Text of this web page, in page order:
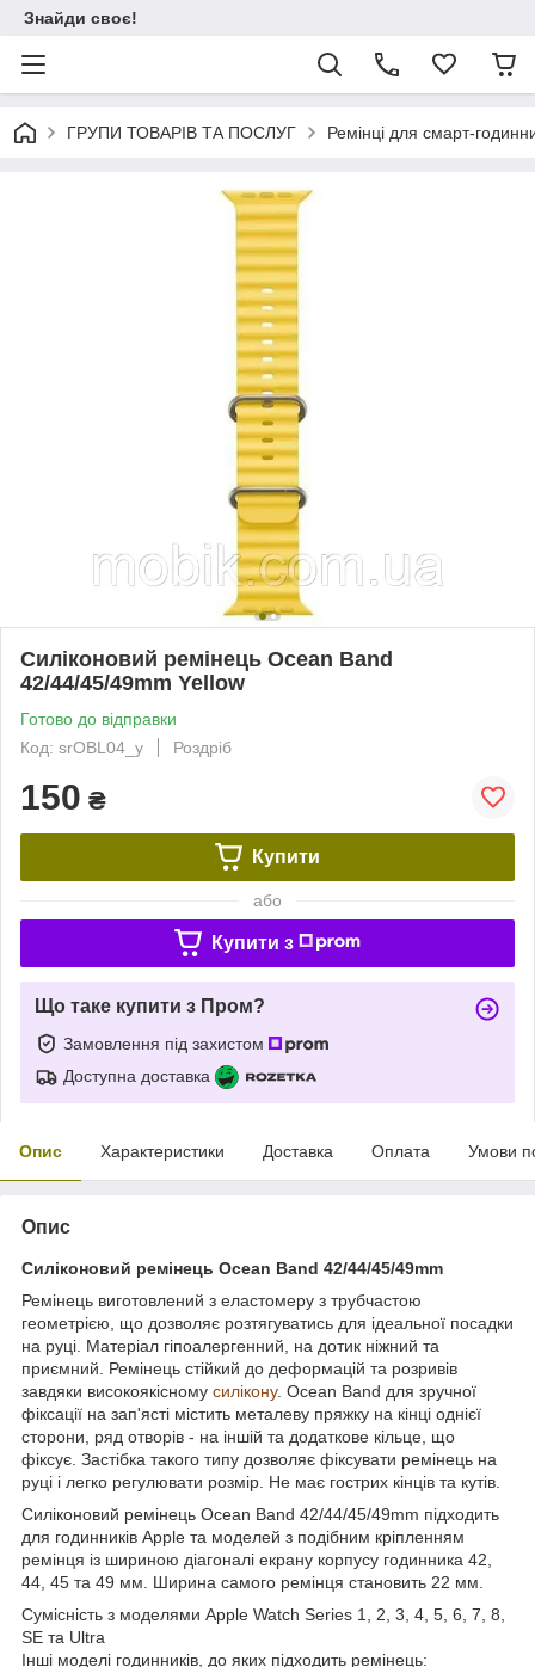
Знайди своє!
ГРУПИ ТОВАРІВ ТА ПОСЛУГ Ремінці для смарт-
Силіконовий ремінець Ocean Band
42/44/45/49mm Yellow
Готово до відправки
Код: srOBL04_y
Роздріб
150 ₴
Купити
або
Купити з
Що таке купити з Пром?
Замовлення під захистом
Доступна доставка
Опис Характеристики Доставка Оплата Умови
Опис
Силіконовий ремінець Ocean Band 42/44/45/49mm
Ремінець виготовлений з еластомеру з трубчастою
геометрією, що дозволяє розтягуватись для ідеальної посадки
на руці. Матеріал гіпоалергенний, на дотик ніжний та
приємний. Ремінець стійкий до деформацій та розривів
завдяки високоякісному силікону. Ocean Band для зручної
фіксації на зап'ясті містить металеву пряжку на кінці однієї
сторони, ряд отворів - на іншій та додаткове кільце, що
фіксує. Застібка такого типу дозволяє фіксувати ремінець на
руці і легко регулювати розмір. Не має гострих кінців та кутів.
Силіконовий ремінець Ocean Band 42/44/45/49mm підходить
для годинників Apple та моделей з подібним кріпленням
ремінця із шириною діагоналі екрану корпусу годинника 42,
44, 45 та 49 мм. Ширина самого ремінця становить 22 мм.
Сумісність з моделями Apple Watch Series 1, 2, 3, 4, 5, 6, 7, 8,
SE та Ultra
Інші моделі годинників, до яких підходить ремінець: